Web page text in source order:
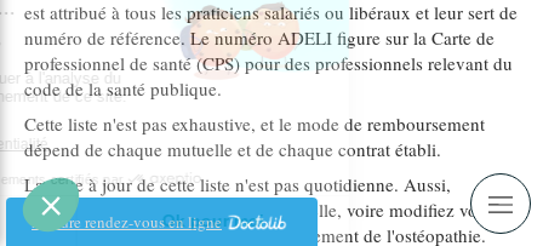
est attribué à tous les praticiens salariés ou libéraux et leur sert de
numéro de référence. Le numéro ADELI figure sur la Carte de
professionnel de santé (CPS) pour des professionnels relevant du
code de la santé publique.
Cette liste n'est pas exhaustive, et le mode de remboursement
dépend de chaque mutuelle et de chaque contrat établi.
La mise à jour de cette liste n'est pas quotidienne. Aussi,
renseignez-vous auprès de votre mutuelle, voire modifiez votre
contrat pour obtenir l'option remboursement de l'ostéopathie.
Prendre rendez-vous en ligne